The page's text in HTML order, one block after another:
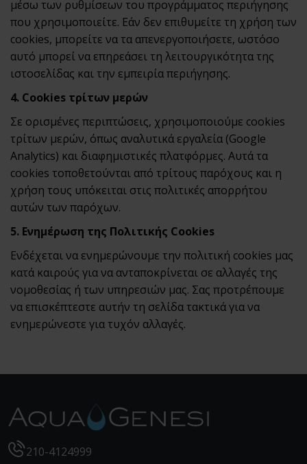
μέσω των ρυθμίσεων του προγράμματος περιήγησης
που χρησιμοποιείτε. Εάν δεν επιθυμείτε τη χρήση των
cookies, μπορείτε να τα απενεργοποιήσετε, ωστόσο
αυτό μπορεί να επηρεάσει τη λειτουργικότητα της
ιστοσελίδας και την εμπειρία περιήγησης.
4. Cookies τρίτων μερών
Σε ορισμένες περιπτώσεις, χρησιμοποιούμε cookies
τρίτων μερών, όπως αναλυτικά εργαλεία (Google
Analytics) και διαφημιστικές πλατφόρμες. Αυτά τα
cookies τοποθετούνται από τρίτους παρόχους και η
χρήση τους υπόκειται στις πολιτικές απορρήτου
αυτών των παρόχων.
5. Ενημέρωση της Πολιτικής Cookies
Ενδέχεται να ενημερώνουμε την πολιτική cookies μας
κατά καιρούς για να ανταποκρίνεται σε αλλαγές της
νομοθεσίας ή των υπηρεσιών μας. Σας προτρέπουμε
να επισκέπτεστε αυτήν τη σελίδα τακτικά για να
ενημερώνεστε για τυχόν αλλαγές.
210-4124999